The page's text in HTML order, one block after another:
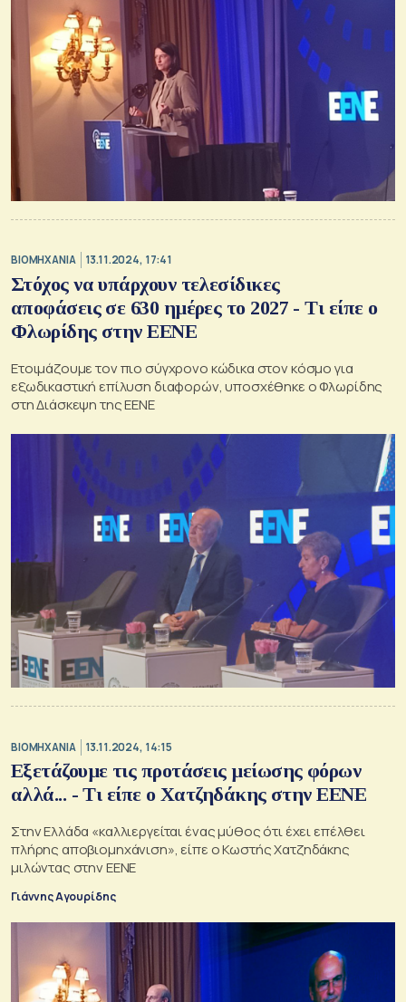
ΒΙΟΜΗΧΑΝΙΑ 13.11.2024, 17:41
Στόχος να υπάρχουν τελεσίδικες
αποφάσεις σε 630 ημέρες το 2027 - Τι είπε ο
Φλωρίδης στην ΕΕΝΕ
Ετοιμάζουμε τον πιο σύγχρονο κώδικα στον κόσμο για
εξωδικαστική επίλυση διαφορών, υποσχέθηκε ο Φλωρίδης
στη Διάσκεψη της ΕΕΝΕ
ΒΙΟΜΗΧΑΝΙΑ 13.11.2024, 14:15
Εξετάζουμε τις προτάσεις μείωσης φόρων
αλλά... - Τι είπε ο Χατζηδάκης στην ΕΕΝΕ
Στην Ελλάδα «καλλιεργείται ένας μύθος ότι έχει επέλθει
πλήρης αποβιομηχάνιση», είπε ο Κωστής Χατζηδάκης
μιλώντας στην ΕΕΝΕ
Γιάννης Αγουρίδης